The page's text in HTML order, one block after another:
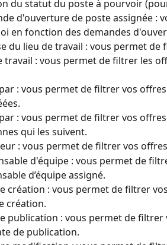
du statut du poste à pourvoir
d'ouverture de poste assignée :
en fonction des demandes
du lieu de travail : vous permet
travail : vous permet de filtrer les
: vous permet de filtrer vos
: vous permet de filtrer vos
qui les suivent.
: vous permet de filtrer vos
d'équipe : vous permet de
d’équipe assigné.
création : vous permet de filtrer
création.
publication : vous permet de
de publication.